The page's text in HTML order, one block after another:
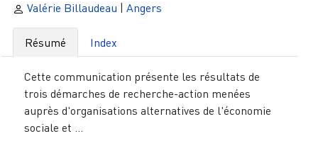
Valérie Billaudeau Angers
Résumé Index
Cette communication présente les résultats de
trois démarches de recherche-action menées
auprès d'organisations alternatives de l'économie
sociale et ...